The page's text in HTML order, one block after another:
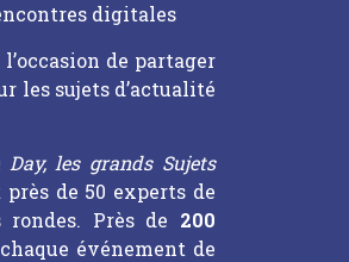
digitales
de partager
les sujets d’actualité
Day, les grands Sujets
près de 50 experts de
Près de 200
événement de